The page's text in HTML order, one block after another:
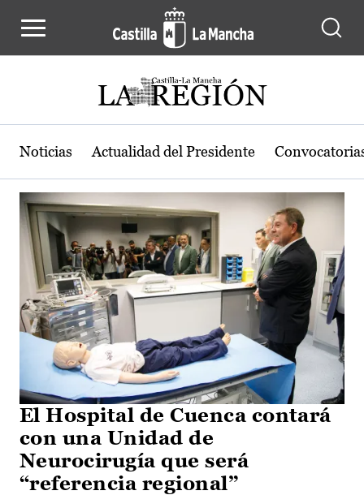
Actualidad de la región de Castilla-
Noticias Actualidad del Presidente
El Hospital de Cuenca contará
con una Unidad de
Neurocirugía que será
“referencia regional”